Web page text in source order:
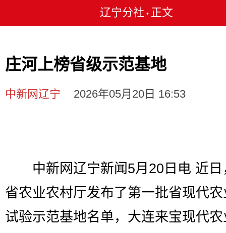
辽宁分社 • 正文
庄河上榜省级示范基地
中新网辽宁 2026年05月20日 16:53
中新网辽宁新闻5月20日电 近日
省农业农村厅发布了第一批省现代
试验示范基地名单，大连来宝现代